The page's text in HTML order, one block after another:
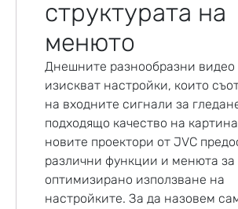
структурата на
менюто
Днешните разнообразни видео
изискват настройки, които
на входните сигнали за
подходящо качество на
новите проектори от JVC
различни функции и менюта за
оптимизирано използване на
настройките. За да назовем